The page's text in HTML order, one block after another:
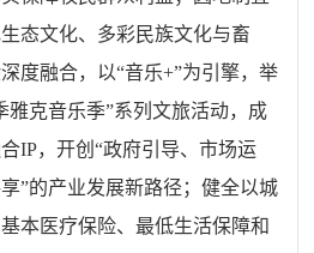
态文化、多彩民族文化与畜
度融合，以“音乐+”为引擎，举
雅克音乐季”系列文旅活动，成
IP，开创“政府引导、市场运
”的产业发展新路径；健全以城
本医疗保险、最低生活保障和